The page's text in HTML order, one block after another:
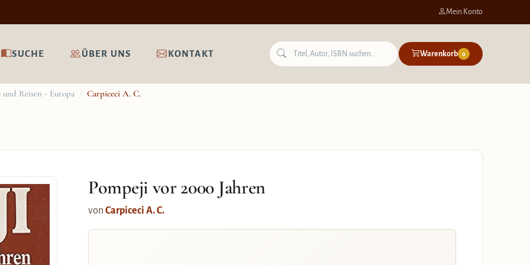
Mein Konto
SUCHE ÜBER UNS KONTAKT Warenkorb 0
und Reisen - Europa / Carpiceci A. C.
Pompeji vor 2000 Jahren
von Carpiceci A. C.